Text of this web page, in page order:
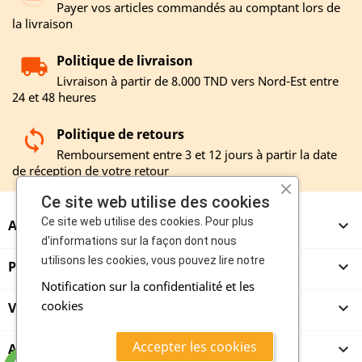
Payer vos articles commandés au comptant lors de
la livraison
Politique de livraison
Livraison à partir de 8.000 TND vers Nord-Est entre
24 et 48 heures
Politique de retours
Remboursement entre 3 et 12 jours à partir la date
de réception de votre retour
A PROPOS 
PRODUITS 
VENDEURS 
ACHETEURS 
Ce site web utilise des cookies
Ce site web utilise des cookies. Pour plus
d'informations sur la façon dont nous
utilisons les cookies, vous pouvez lire notre
Notification sur la confidentialité et les
cookies
Accepter les cookies